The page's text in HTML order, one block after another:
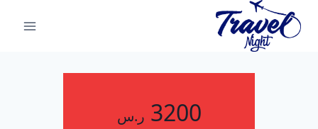
التجاوز
3200 ر.س